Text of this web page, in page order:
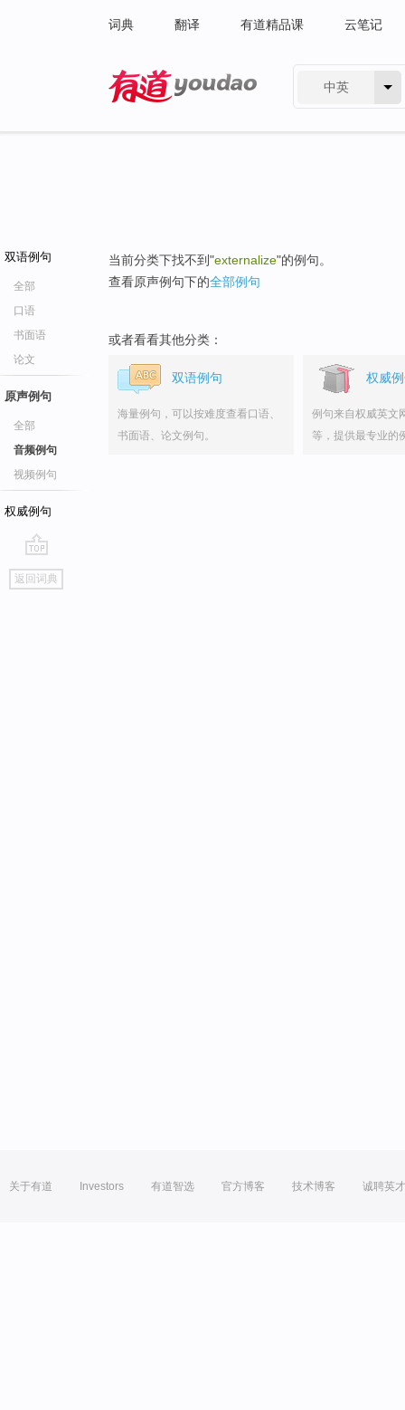
词典 翻译 有道精品课 云笔记
中英
双语例句
全部
口语
书面语
论文
原声例句
全部
音频例句
视频例句
权威例句
go
top
返回词典
当前分类下找不到"externalize"的例句。
查看原声例句下的全部例句
或者看看其他分类：
双语例句
海量例句，可以按难度查看口语、
书面语、论文例句。
权威
例句来自权威英文
等，提供最专业的
关于有道 Investors 有道智选 官方博客 技术博客 诚聘英才